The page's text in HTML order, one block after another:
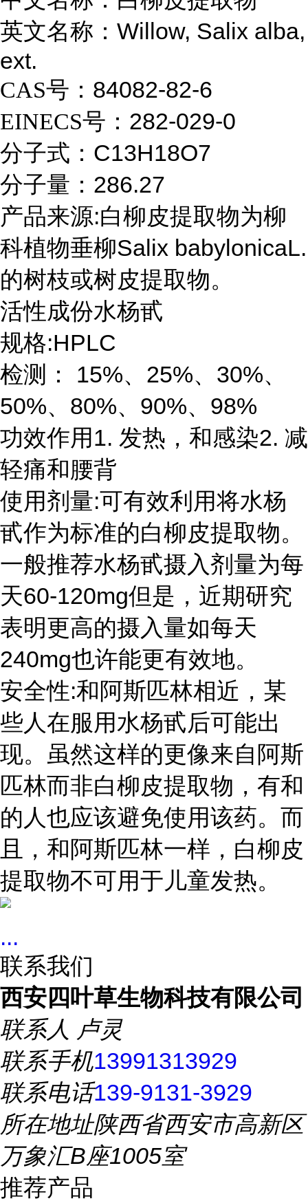
英文名称： Willow, Salix alba,
ext.
CAS号： 84082-82-6
EINECS号： 282-029-0
分子式： C13H18O7
分子量： 286.27
产品来源:白柳皮提取物为柳
科植物垂柳Salix babylonicaL.
的树枝或树皮提取物。
活性成份水杨甙
规格:HPLC
检测： 15%、 25%、 30%、
50%、 80%、 90%、 98%
功效作用 1. 发热，和感染2. 减
轻痛和腰背
使用剂量:可有效利用将水杨
甙作为标准的白柳皮提取物。
一般推荐水杨甙摄入剂量为每
天60-120mg但是，近期研究
表明更高的摄入量如每天
240mg也许能更有效地。
安全性:和阿斯匹林相近，某
些人在服用水杨甙后可能出
现。虽然这样的更像来自阿斯
匹林而非白柳皮提取物，有和
的人也应该避免使用该药。而
且，和阿斯匹林一样，白柳皮
提取物不可用于儿童发热。
...
联系我们
西安四叶草生物科技有限公司
联系人 卢灵
联系手机13991313929
联系电话139-9131-3929
所在地址陕西省西安市高新区
万象汇B座1005室
推荐产品